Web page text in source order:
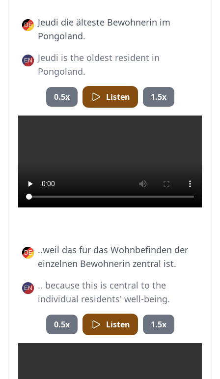
Jeudi die älteste Bewohnerin im
Pongoland.
Jeudi is the oldest resident in
Pongoland.
0.5x Listen 1.5x
..weil das für das Wohnbefinden der
einzelnen Bewohnerin zentral ist.
.. because this is central to the
individual residents' well-being.
0.5x Listen 1.5x